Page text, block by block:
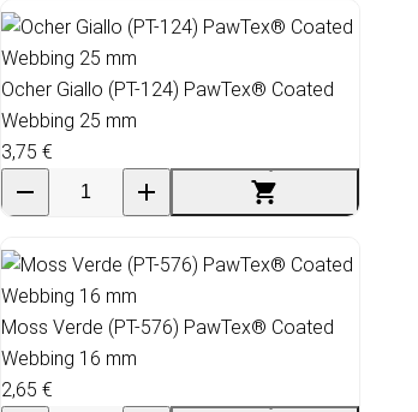
Ocher Giallo (PT-124) PawTex® Coated
Webbing 25 mm
3,75 €
Moss Verde (PT-576) PawTex® Coated
Webbing 16 mm
2,65 €